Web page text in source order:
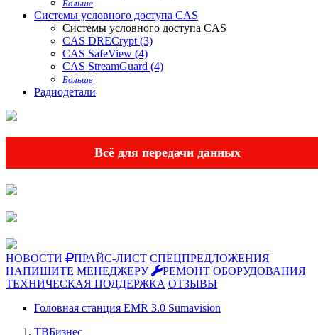
Больше
Системы условного доступа CAS
Системы условного доступа CAS
CAS DRECrypt (3)
CAS SafeView (4)
CAS StreamGuard (4)
Больше
Радиодетали
Всё для передачи данных
НОВОСТИ ПРАЙС-ЛИСТ СПЕЦПРЕДЛОЖЕНИЯ
НАПИШИТЕ МЕНЕДЖЕРУ
РЕМОНТ ОБОРУДОВАНИЯ
ТЕХНИЧЕСКАЯ ПОДДЕРЖКА ОТЗЫВЫ
Головная станция EMR 3.0 Sumavision
ТВБизнес